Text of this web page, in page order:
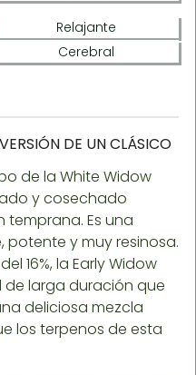
Relajante
Cerebral
DE UN CLÁSICO
de la White Widow
y cosechado
Es una
y muy resinosa.
16%, la Early Widow
larga duración que
deliciosa mezcla
los terpenos de esta